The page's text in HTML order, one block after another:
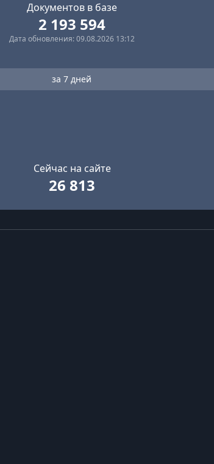
Документов в базе
2 193 594
Дата обновления: 09.08.2026 13:12
за 7 дней
Сейчас на сайте
26 813